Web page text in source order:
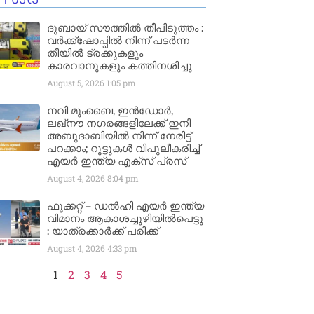
ദുബായ് സൗത്തിൽ തീപിടുത്തം :
വർക്ക്‌ഷോപ്പിൽ നിന്ന് പടർന്ന
തീയിൽ ട്രക്കുകളും
കാരവാനുകളും കത്തിനശിച്ചു
August 5, 2026 1:05 pm
നവി മുംബൈ, ഇൻഡോർ,
ലഖ്നൗ നഗരങ്ങളിലേക്ക് ഇനി
അബുദാബിയിൽ നിന്ന് നേരിട്ട്
പറക്കാം; റൂട്ടുകൾ വിപുലീകരിച്ച്
എയർ ഇന്ത്യ എക്സ് പ്രസ്
August 4, 2026 8:04 pm
ഫൂക്കറ്റ് – ഡൽഹി എയര്‍ ഇന്ത്യ
വിമാനം ആകാശച്ചുഴിയില്‍പെട്ടു
: യാത്രക്കാര്‍ക്ക് പരിക്ക്
August 4, 2026 4:33 pm
1 2 3 4 5